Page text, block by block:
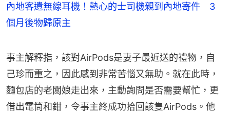
內地客遺無線耳機！熱心的士司機親到內地寄件 3
個月後物歸原主
事主解釋指，該對AirPods是妻子最近送的禮物，自
己珍而重之，因此感到非常苦惱又無助。就在此時，
麵包店的老闆娘走出來，主動詢問是否需要幫忙，更
借出電筒和鉗，令事主終成功拾回該隻AirPods。他